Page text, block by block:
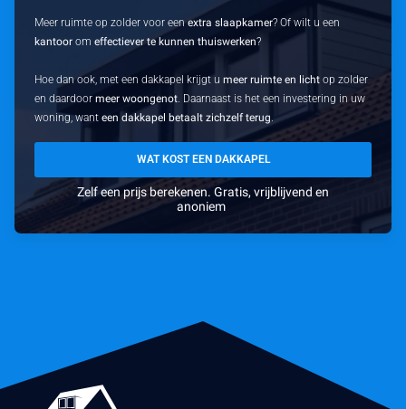
Meer ruimte op zolder voor eenextra slaapkamer? Of wilt u een
kantoor omeffectiever te kunnen thuiswerken?
Hoe dan ook, met een dakkapel krijgt umeer ruimte en licht op zolder
en daardoormeer woongenot. Daarnaast is het een investering in uw
woning, wanteen dakkapel betaalt zichzelf terug.
WAT KOST EEN DAKKAPEL
Zelf een prijs berekenen. Gratis, vrijblijvend en
anoniem